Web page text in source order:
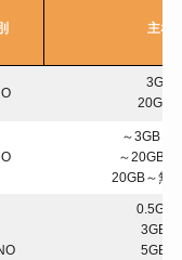
主な
3GB
20GB
～3GBま
～20GB
20GB～無
0.5GB
3GB
5GB